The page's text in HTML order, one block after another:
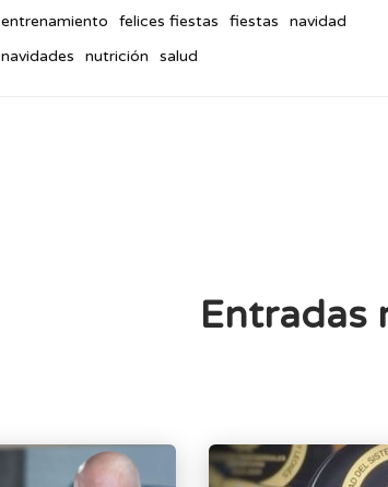
entrenamiento
felices fiestas fiestas
navidad
navidades
nutrición salud
Entradas